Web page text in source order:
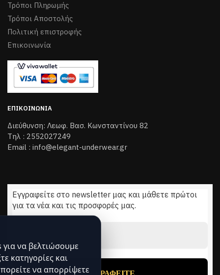
Τρόποι Πληρωμής
Τρόποι Aποστολής
Πολιτική επιστροφής
Επικοινωνία
ΕΠΙΚΟΙΝΩΝΊΑ
Διεύθυνση: Λεωφ. Βασ. Κωνσταντίνου 82
Τηλ : 2552027249
Email : info@elegant-underwear.gr
Εγγραφείτε στο newsletter μας και μάθετε πρώτοι
για τα νέα και τις προσφορές μας.
* να βελτιώσουμε
κατηγορίες και
να απορρίψετε